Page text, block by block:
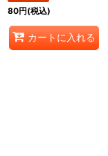
80円(税込)
カートに入れる